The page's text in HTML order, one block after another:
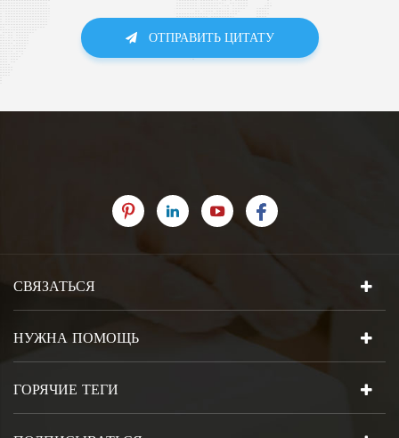
ОТПРАВИТЬ ЦИТАТУ
СВЯЗАТЬСЯ
НУЖНА ПОМОЩЬ
ГОРЯЧИЕ ТЕГИ